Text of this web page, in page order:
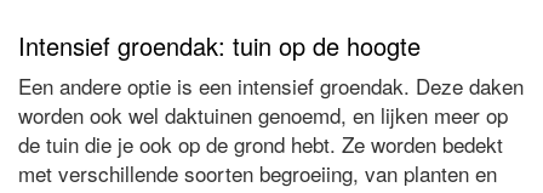
Intensief groendak: tuin op de hoogte
Een andere optie is een intensief groendak. Deze daken
worden ook wel daktuinen genoemd, en lijken meer op
de tuin die je ook op de grond hebt. Ze worden bedekt
met verschillende soorten begroeiing, van planten en